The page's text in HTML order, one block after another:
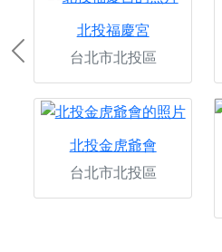
北投福慶宮
台北市北投區
北投金虎爺會
台北市北投區
Previous